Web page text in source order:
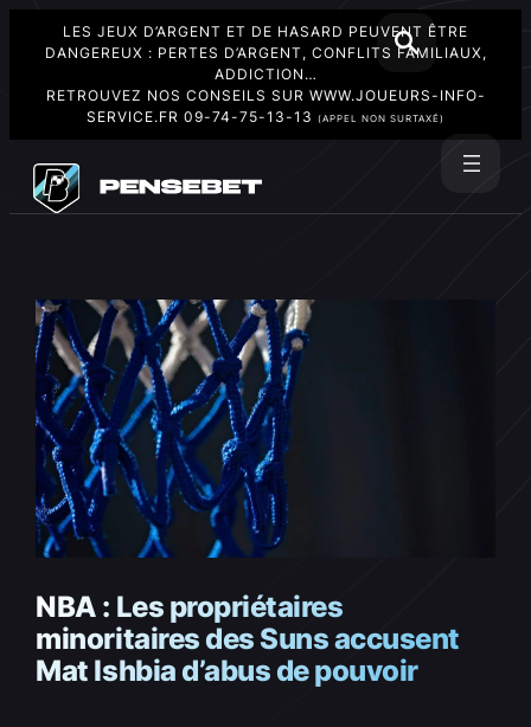
LES JEUX D’ARGENT ET DE HASARD PEUVENT ÊTRE
DANGEREUX : PERTES D’ARGENT, CONFLITS FAMILIAUX,
ADDICTION…
RETROUVEZ NOS CONSEILS SUR WWW.JOUEURS-INFO-
SERVICE.FR 09-74-75-13-13 (APPEL NON SURTAXÉ)
contenu
NBA : Les propriétaires
minoritaires des Suns accusent
Mat Ishbia d’abus de pouvoir